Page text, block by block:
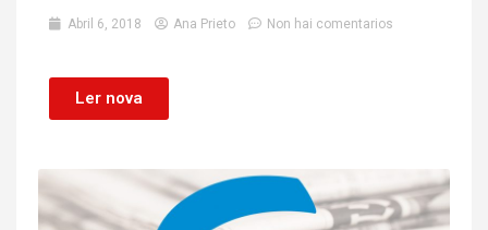
Abril 6, 2018 Ana Prieto Non hai comentarios
Ler nova